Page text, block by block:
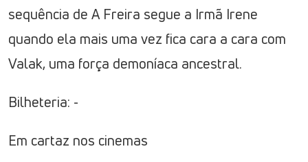
sequência de A Freira segue a Irmã Irene
quando ela mais uma vez fica cara a cara com
Valak, uma força demoníaca ancestral.
Bilheteria: -
Em cartaz nos cinemas